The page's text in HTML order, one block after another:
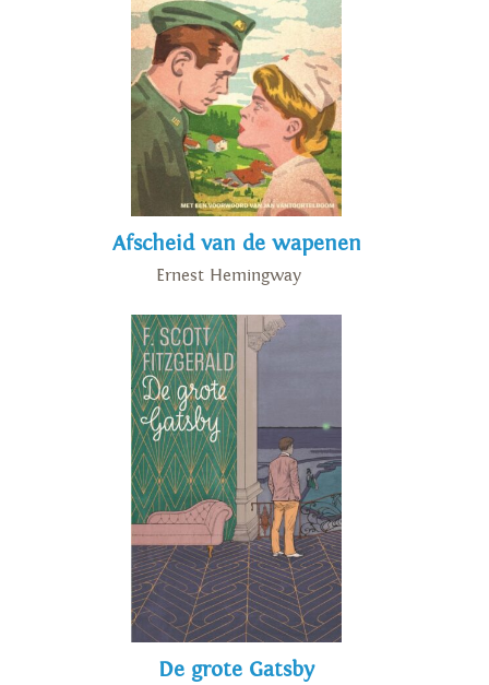
Afscheid van de wapenen
Ernest Hemingway
De grote Gatsby